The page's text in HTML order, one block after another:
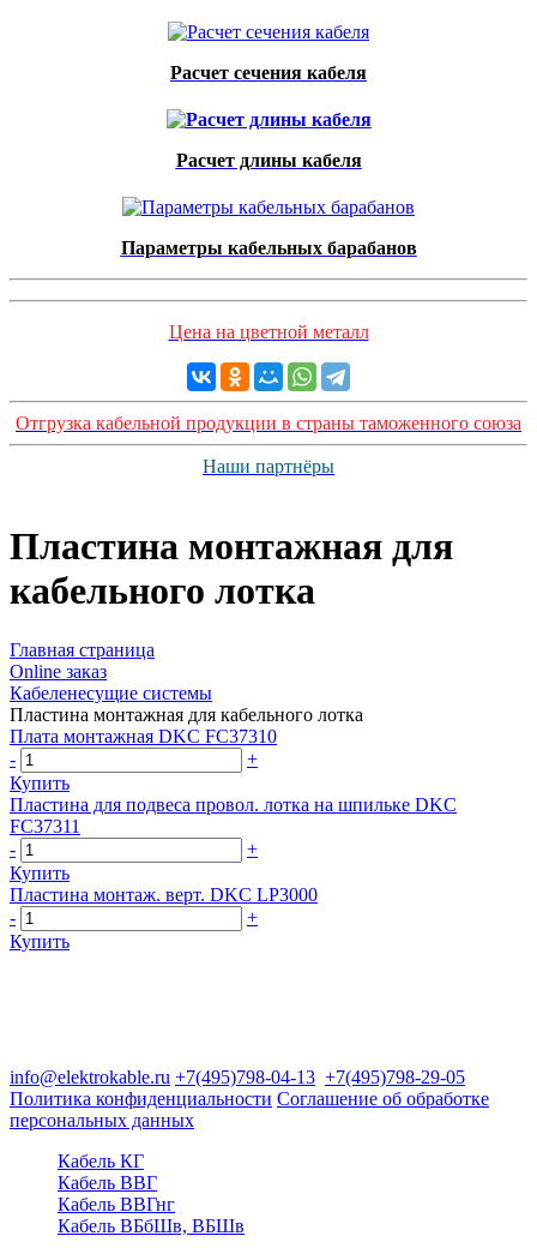
Расчет сечения кабеля
Расчет длины кабеля
Параметры кабельных барабанов
Цена на цветной металл
Отгрузка кабельной продукции в страны таможенного союза
Наши партнёры
Пластина монтажная для
кабельного лотка
Главная страница
Оnline заказ
Кабеленесущие системы
Пластина монтажная для кабельного лотка
Плата монтажная DKC FC37310
-
+
Купить
Пластина для подвеса провол. лотка на шпильке DKC
FC37311
-
+
Купить
Пластина монтаж. верт. DKC LP3000
-
+
Купить
info@elektrokable.ru +7(495)798-04-13 +7(495)798-29-05
Политика конфиденциальности Соглашение об обработке
персональных данных
Кабель КГ
Кабель ВВГ
Кабель ВВГнг
Кабель ВБбШв, ВБШв